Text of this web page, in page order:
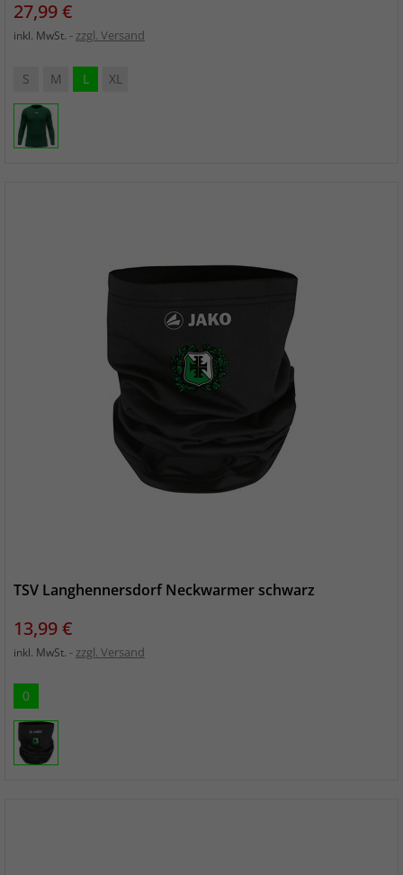
Preis
27,99 €
inkl. MwSt. zzgl. Versand
S M L XL
TSV Langhennersdorf Neckwarmer schwarz
Preis
13,99 €
inkl. MwSt. zzgl. Versand
0